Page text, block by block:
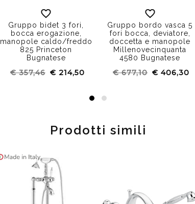
Gruppo bidet 3 fori,
bocca erogazione,
manopole caldo/freddo
825 Princeton
Bugnatese
€ 357,46 € 214,50
Gruppo bordo vasca 5
fori bocca, deviatore,
doccetta e manopole
Millenovecinquanta
4580 Bugnatese
€ 677,10 € 406,30
Prodotti simili